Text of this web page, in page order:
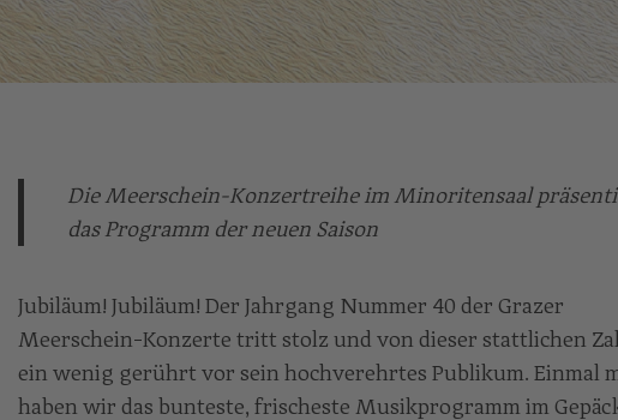
Die Meerschein-Konzertreihe im Minoritensaal
das Programm der neuen Saison
Jubiläum! Jubiläum! Der Jahrgang Nummer 40 der Grazer
Meerschein-Konzerte tritt stolz und von dieser stattlichen
ein wenig gerührt vor sein hochverehrtes Publikum. Einmal
haben wir das bunteste, frischeste Musikprogramm im